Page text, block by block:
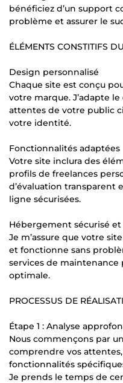
bénéficiez d’un support
problème et assurer le
ÉLÉMENTS CONSTITIFS
Design personnalisé
Chaque site est conçu
votre marque. J’adapte
attentes de votre public
votre identité.
Fonctionnalités adaptées
Votre site inclura des
profils de freelances
d’évaluation transparent
ligne sécurisées.
Hébergement sécurisé
Je m’assure que votre
et fonctionne sans
services de
optimale.
PROCESSUS DE
Étape 1 : Analyse
Nous commençons par
comprendre vos
fonctionnalités
Je prends le temps de